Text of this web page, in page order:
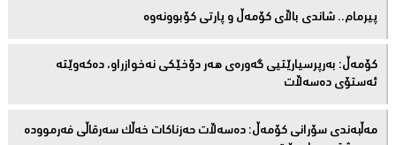
پیرمام.. شاندی باڵای كۆمه‌ڵ و پارتی كۆبوونه‌وه‌
كۆمەڵ: بەرپرسیارێتیی گەورەی هەر دۆخێکی نەخوازراو، دەكەوێتە
ئەستۆی دەسەڵات
مەڵبەندى سۆرانى کۆمەڵ: دەسەڵات حەزناکات خەڵک سەرقاڵى فەرموودە